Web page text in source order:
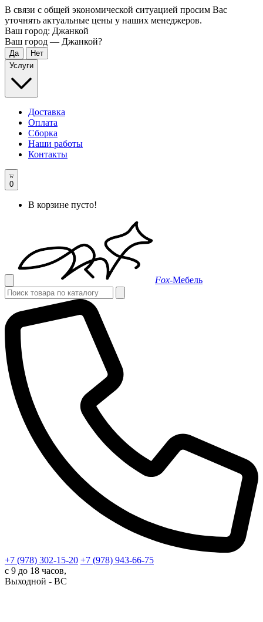
В связи с общей экономической ситуацией просим Вас
уточнять актуальные цены у наших менеджеров.
Ваш город: Джанкой
Ваш город — Джанкой?
Услуги
Доставка
Оплата
Сборка
Наши работы
Контакты
0
В корзине пусто!
Fox-Мебель
+7 (978) 302-15-20 +7 (978) 943-66-75
с 9 до 18 часов,
Выходной - ВС